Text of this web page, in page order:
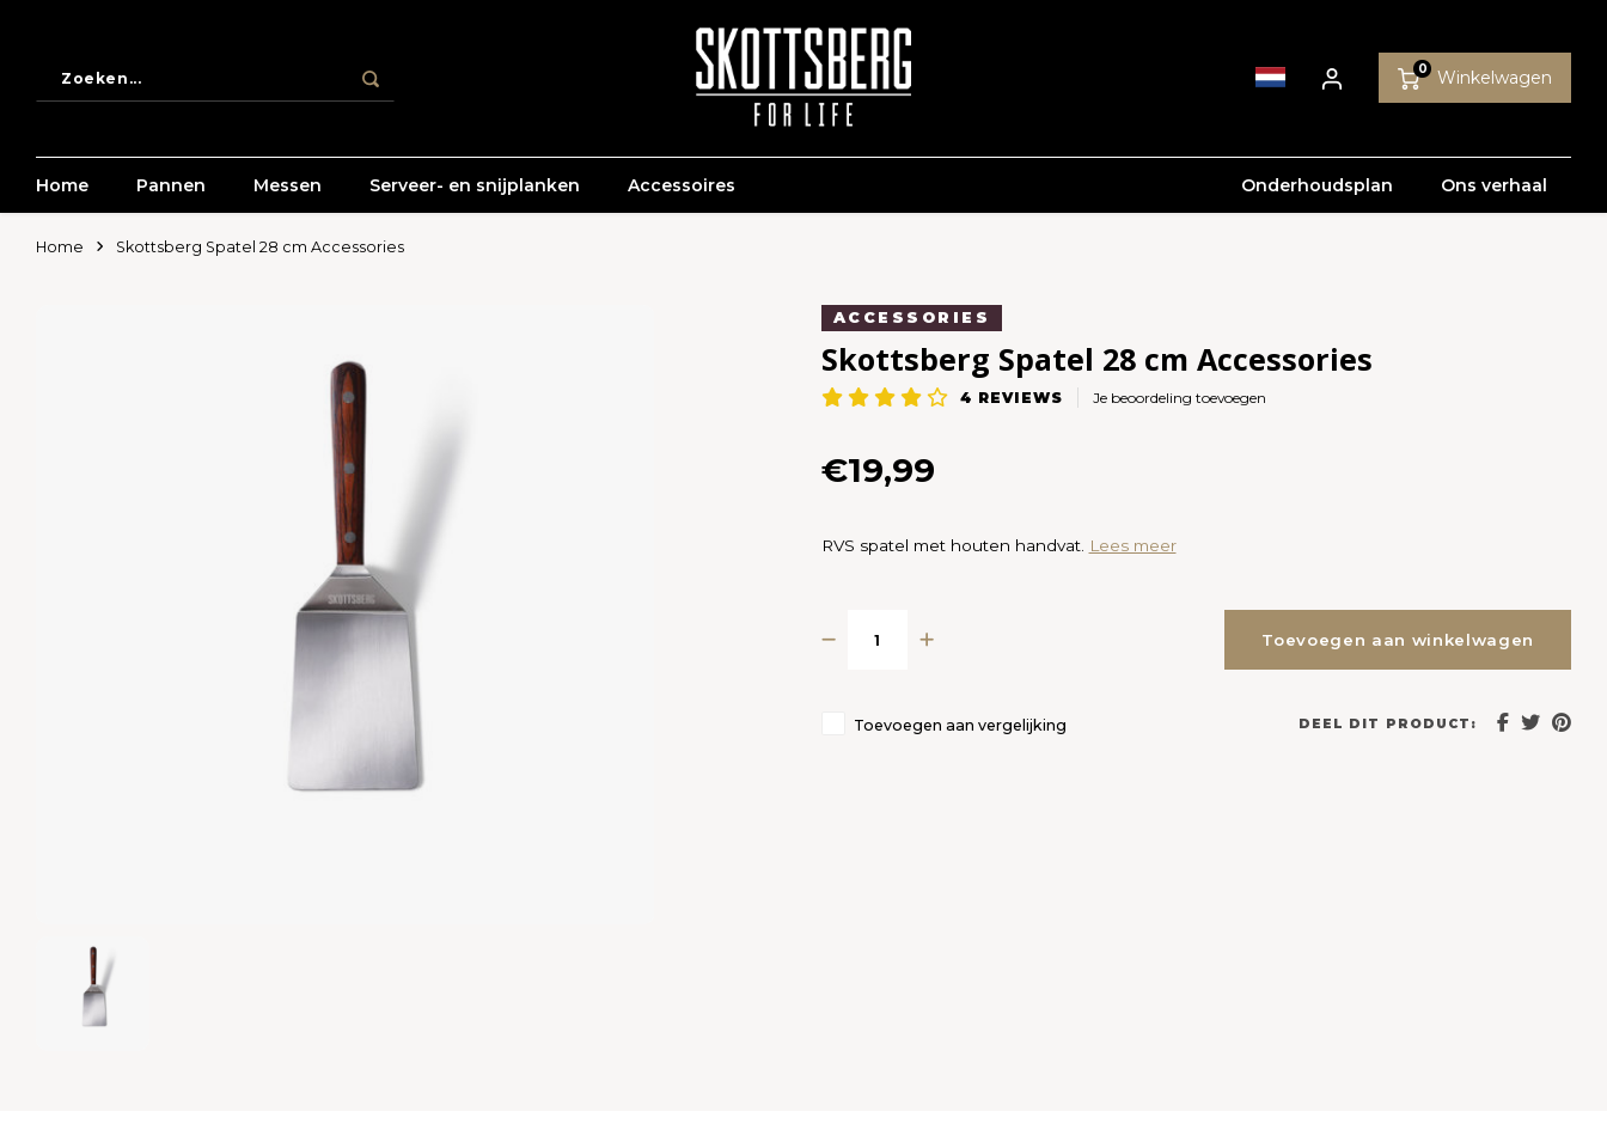
0 Winkelwagen
Home Pannen Messen Serveer- en snijplanken Accessoires Onderhoudsplan Ons verhaal
Home Skottsberg Spatel 28 cm Accessories
ACCESSORIES
Skottsberg Spatel 28 cm Accessories
4 REVIEWS Je beoordeling toevoegen
€19,99
RVS spatel met houten handvat. Lees meer
Toevoegen aan winkelwagen
Toevoegen aan vergelijking DEEL DIT PRODUCT: